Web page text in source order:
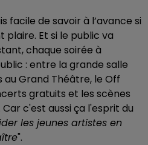
facile de savoir à l’avance si
Et si le public va
chaque soirée à
: entre la grande salle
au Grand Théâtre, le Off
gratuits et les scènes
c'est aussi ça l'esprit du
les jeunes artistes en
".